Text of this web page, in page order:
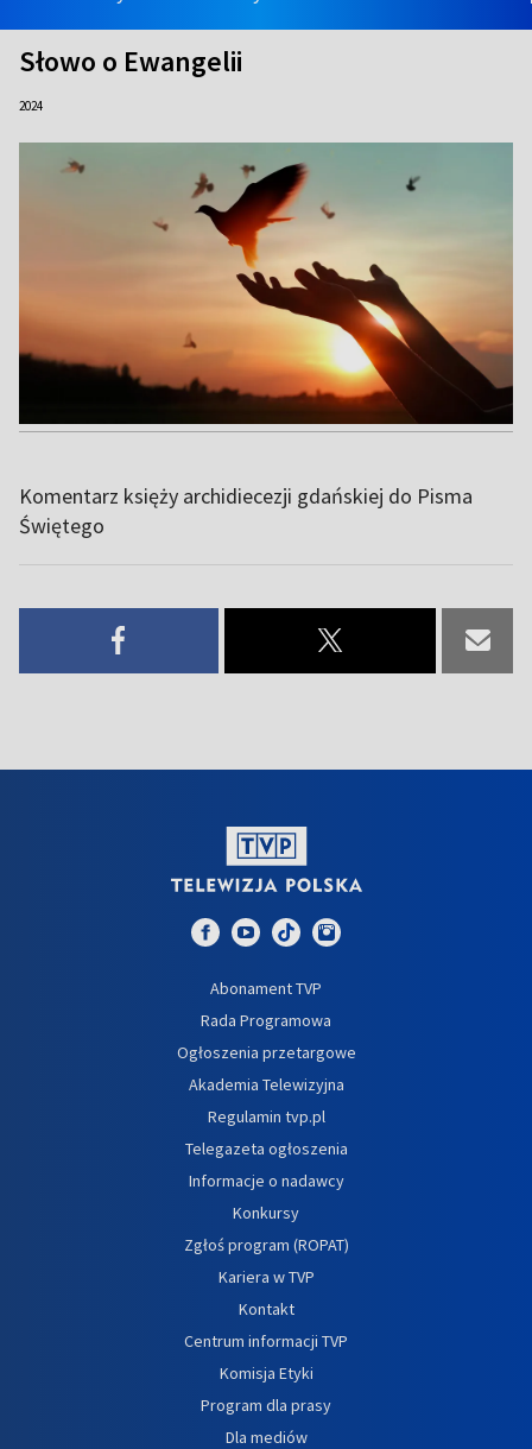
Słowo o Ewangelii
2024
Komentarz księży archidiecezji gdańskiej do Pisma
Świętego
Abonament TVP
Rada Programowa
Ogłoszenia przetargowe
Akademia Telewizyjna
Regulamin tvp.pl
Telegazeta ogłoszenia
Informacje o nadawcy
Konkursy
Zgłoś program (ROPAT)
Kariera w TVP
Kontakt
Centrum informacji TVP
Komisja Etyki
Program dla prasy
Dla mediów